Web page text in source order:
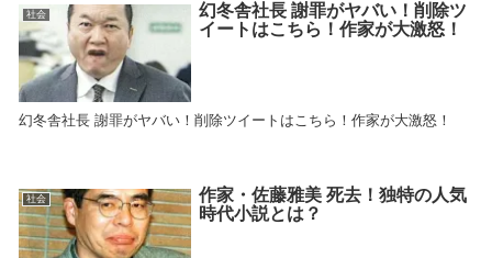
社会
幻冬舎社長 謝罪がヤバい！削除ツ
イートはこちら！作家が大激怒！
幻冬舎社長 謝罪がヤバい！削除ツイートはこちら！作家が大激怒！
社会
作家・佐藤雅美 死去！独特の人気
時代小説とは？